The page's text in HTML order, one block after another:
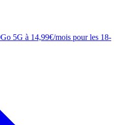
5G à 14,99€/mois pour les 18-